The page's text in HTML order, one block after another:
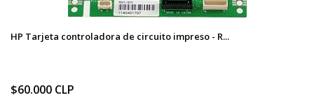
HP Tarjeta controladora de circuito impreso - R...
$60.000 CLP